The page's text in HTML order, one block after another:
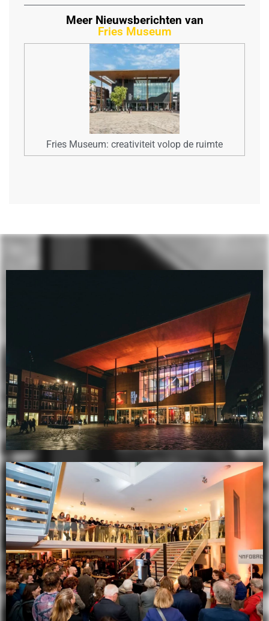
Meer Nieuwsberichten van
Fries Museum
Fries Museum: creativiteit volop de ruimte